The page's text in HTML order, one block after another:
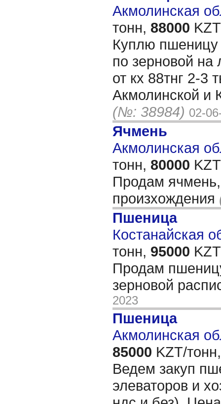
Акмолинская
тонн, 88000
Куплю пшеницу
по зерновой на
от кх 88тнг 2-3
Акмолинской и
(№: 38984) 02-
Ячмень
Акмолинская
тонн, 80000
Продам ячмень,
произхождения
Пшеница
Костанайская
тонн, 95000
Продам
зерновой
2023
Пшеница
Акмолинская
85000 KZT/тонн,
Ведем закуп
элеваторов и